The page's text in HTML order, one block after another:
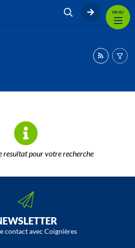
MENU
resultat pour votre recherche
contact avec Coignières